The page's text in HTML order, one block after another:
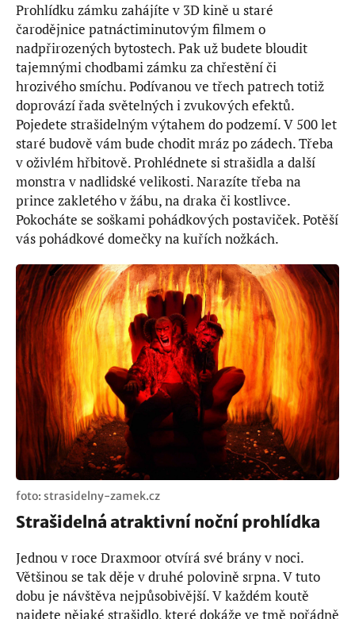
Prohlídku zámku zahájíte v 3D kině u staré
čarodějnice patnáctiminutovým filmem o
nadpřirozených bytostech. Pak už budete bloudit
tajemnými chodbami zámku za chřestění či
hrozivého smíchu. Podívanou ve třech patrech totiž
doprovází řada světelných i zvukových efektů.
Pojedete strašidelným výtahem do podzemí. V 500 let
staré budově vám bude chodit mráz po zádech. Třeba
v oživlém hřbitově. Prohlédnete si strašidla a další
monstra v nadlidské velikosti. Narazíte třeba na
prince zakletého v žábu, na draka či kostlivce.
Pokocháte se soškami pohádkových postaviček. Potěší
vás pohádkové domečky na kuřích nožkách.
foto: strasidelny-zamek.cz
Strašidelná atraktivní noční prohlídka
Jednou v roce Draxmoor otvírá své brány v noci.
Většinou se tak děje v druhé polovině srpna. V tuto
dobu je návštěva nejpůsobivější. V každém koutě
najdete nějaké strašidlo, které dokáže ve tmě pořádně